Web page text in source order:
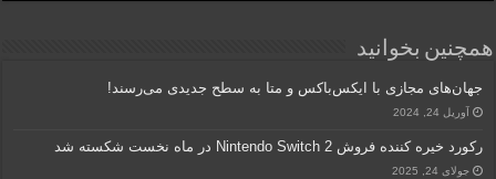
همچنین بخوانید
جهان‌های مجازی با ایکس‌باکس و متا به سطح جدیدی می‌رسند!
آوریل 24, 2024
رکورد خیره کننده فروش Nintendo Switch 2 در ماه نخست شکسته شد
جولای 24, 2025